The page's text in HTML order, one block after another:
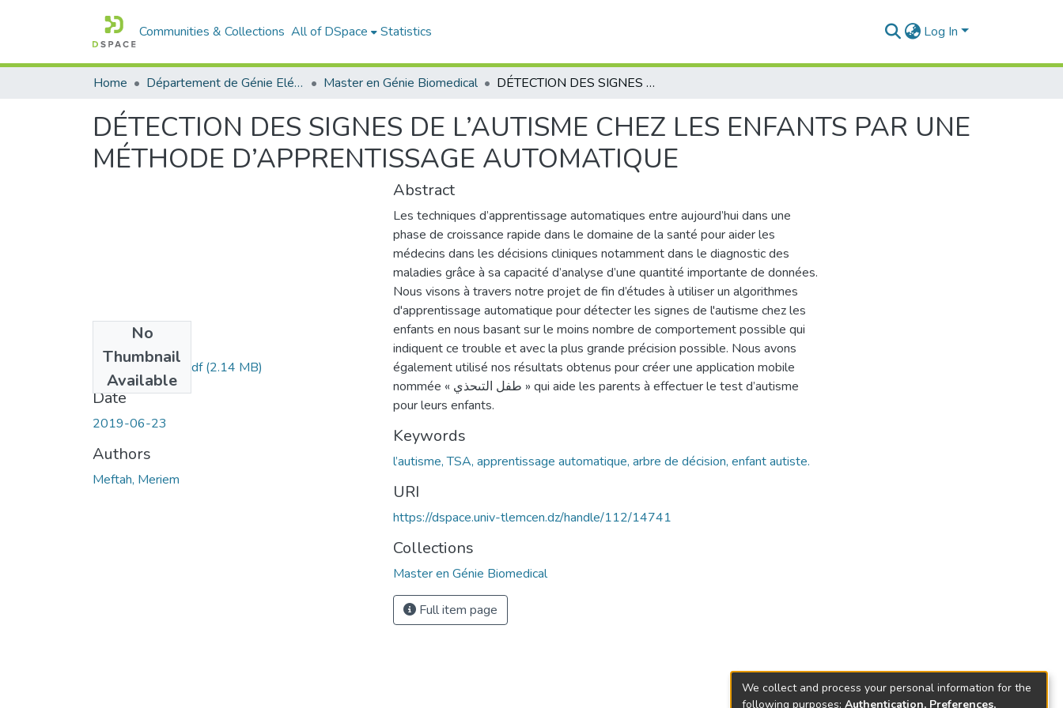
Communities & Collections All of DSpace Statistics Log In
Home Département de Génie Eléctrique et Electronique Master en Génie Biomedical DÉTECTION DES SIGNES DE L’AUTISME CHEZ LES ENFANTS PAR UNE MÉTHODE D’APPRENTISSAGE AUTOMATIQUE
DÉTECTION DES SIGNES DE L’AUTISME CHEZ LES ENFANTS PAR UNE
MÉTHODE D’APPRENTISSAGE AUTOMATIQUE
No
Thumbnail
Available
Ms.GBM.Meftah.pdf(2.14 MB)
Date
2019-06-23
Authors
Meftah, Meriem
Abstract
Les techniques d’apprentissage automatiques entre aujourd’hui dans une
phase de croissance rapide dans le domaine de la santé pour aider les
médecins dans les décisions cliniques notamment dans le diagnostic des
maladies grâce à sa capacité d’analyse d’une quantité importante de données.
Nous visons à travers notre projet de fin d’études à utiliser un algorithmes
d'apprentissage automatique pour détecter les signes de l'autisme chez les
enfants en nous basant sur le moins nombre de comportement possible qui
indiquent ce trouble et avec la plus grande précision possible. Nous avons
également utilisé nos résultats obtenus pour créer une application mobile
nommée « طفل التىحذي » qui aide les parents à effectuer le test d’autisme
pour leurs enfants.
Keywords
l’autisme, TSA, apprentissage automatique, arbre de décision, enfant autiste.
URI
https://dspace.univ-tlemcen.dz/handle/112/14741
Collections
Master en Génie Biomedical
Full item page
We collect and process your personal information for the
following purposes: Authentication, Preferences,